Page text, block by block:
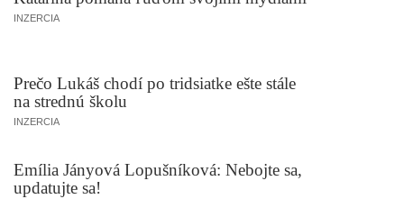
INZERCIA
Prečo Lukáš chodí po tridsiatke ešte stále
na strednú školu
INZERCIA
Emília Jányová Lopušníková: Nebojte sa,
updatujte sa!